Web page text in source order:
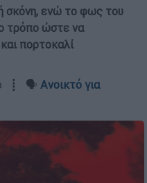
σκόνη, ενώ το φως του
τρόπο ώστε να
πορτοκαλί
┋ 🗣️ Ανοικτό για